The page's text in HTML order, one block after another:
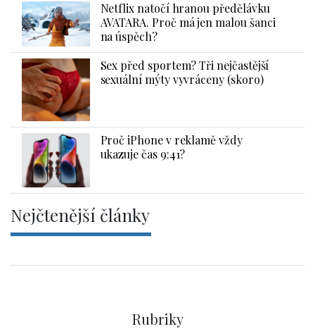
Netflix natočí hranou předělávku
AVATARA. Proč má jen malou šanci
na úspěch?
Sex před sportem? Tři nejčastější
sexuální mýty vyvráceny (skoro)
Proč iPhone v reklamě vždy
ukazuje čas 9:41?
Nejčtenější články
Rubriky